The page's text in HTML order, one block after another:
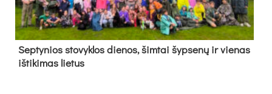
Sep­ty­nios sto­vyk­los die­nos, šim­tai šyp­se­nų ir vie­nas
iš­ti­ki­mas lie­tus